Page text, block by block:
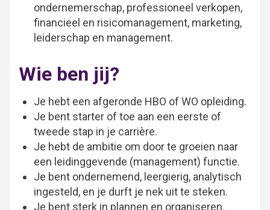
ondernemerschap, professioneel verkopen,
financieel en risicomanagement, marketing,
leiderschap en management.
Wie ben jij?
Je hebt een afgeronde HBO of WO opleiding.
Je bent starter of toe aan een eerste of
tweede stap in je carrière.
Je hebt de ambitie om door te groeien naar
een leidinggevende (management) functie.
Je bent ondernemend, leergierig, analytisch
ingesteld, en je durft je nek uit te steken.
Je bent sterk in plannen en organiseren.